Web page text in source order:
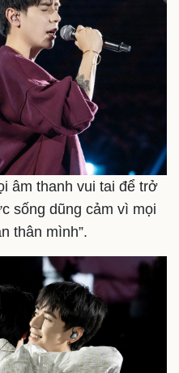
âm thanh vui tai để trở
sống dũng cảm vì mọi
thân mình”.